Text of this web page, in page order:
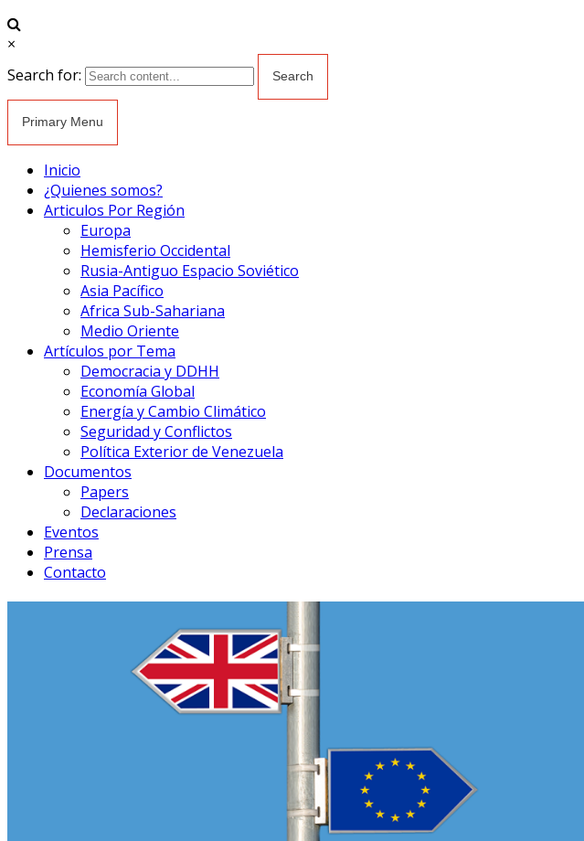
×
Search for:
Primary Menu
Inicio
¿Quienes somos?
Articulos Por Región
Europa
Hemisferio Occidental
Rusia-Antiguo Espacio Soviético
Asia Pacífico
Africa Sub-Sahariana
Medio Oriente
Artículos por Tema
Democracia y DDHH
Economía Global
Energía y Cambio Climático
Seguridad y Conflictos
Política Exterior de Venezuela
Documentos
Papers
Declaraciones
Eventos
Prensa
Contacto